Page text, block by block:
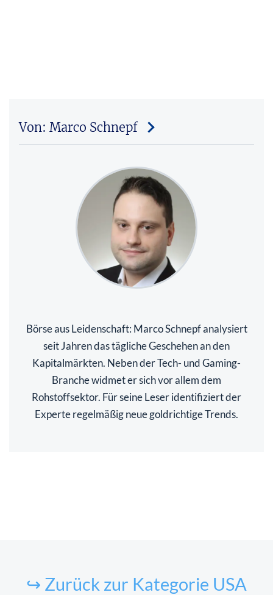
Von: Marco Schnepf
Börse aus Leidenschaft: Marco Schnepf analysiert
seit Jahren das tägliche Geschehen an den
Kapitalmärkten. Neben der Tech- und Gaming-
Branche widmet er sich vor allem dem
Rohstoffsektor. Für seine Leser identifiziert der
Experte regelmäßig neue goldrichtige Trends.
↪ Zurück zur Kategorie USA